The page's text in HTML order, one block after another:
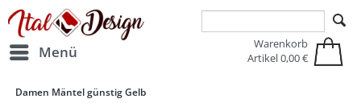
Zur Hauptnavigation springen Zum Hauptinhalt springen
Menü
Warenkorb
Artikel0,00 €
Damen Mäntel günstig Gelb